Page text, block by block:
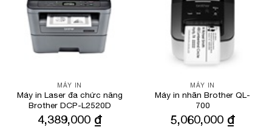
MÁY IN
Máy in Laser đa chức năng
Brother DCP-L2520D
4,389,000 ₫
MÁY IN
Máy in nhãn Brother QL-
700
5,060,000 ₫